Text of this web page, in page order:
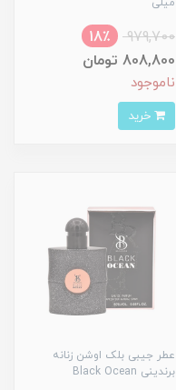
979,700
18٪
808,800 تومان
ناموجود
عطر جیبی بلک اوشن زنانه
برندینی Black Ocean